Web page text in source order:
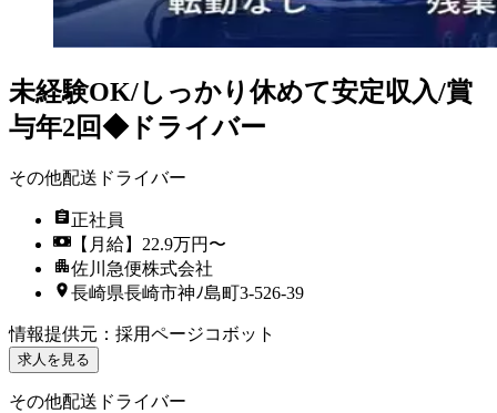
未経験OK/しっかり休めて安定収入/賞
与年2回◆ドライバー
その他配送ドライバー
正社員
【月給】22.9万円〜
佐川急便株式会社
長崎県長崎市神ﾉ島町3-526-39
情報提供元 ： 採用ページコボット
求人を見る
その他配送ドライバー